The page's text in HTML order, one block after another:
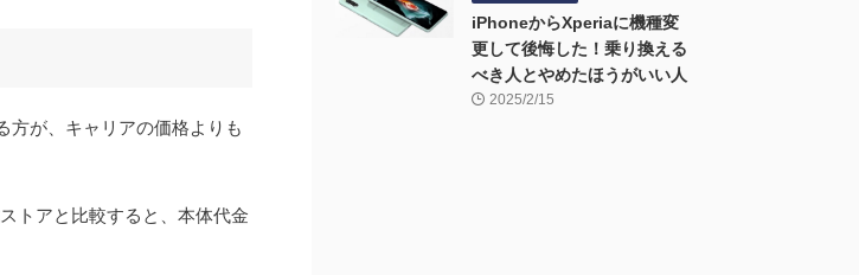
方が、キャリアの価格よりも
トアと比較すると、本体代金
iPhoneからXperiaに機種変
更して後悔した！乗り換える
べき人とやめたほうがいい人
2025/2/15